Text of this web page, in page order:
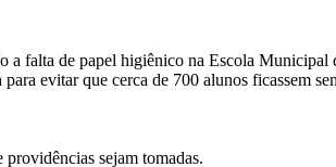
falta de papel higiênico na Escola
evitar que cerca de 700 alunos ficassem
sejam tomadas.